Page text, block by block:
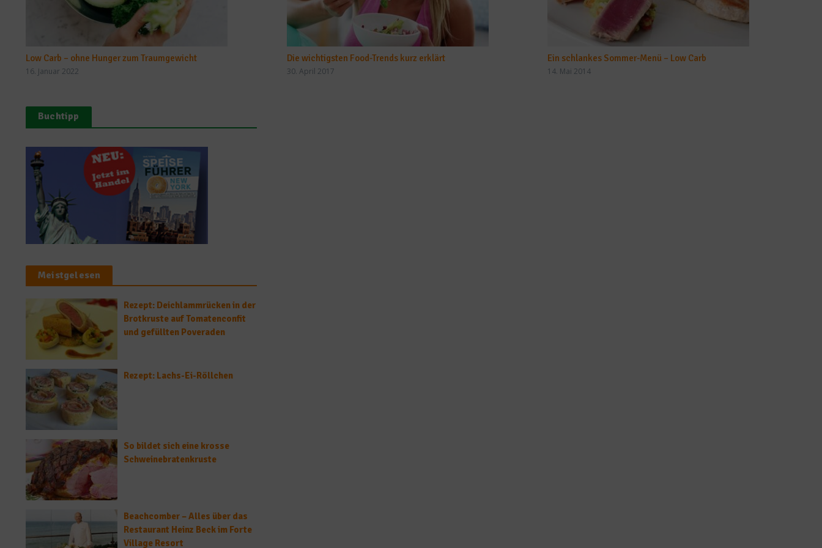
Low Carb – ohne Hunger zum Traumgewicht
16. Januar 2022
Die wichtigsten Food-Trends kurz erklärt
30. April 2017
Ein schlankes Sommer-Menü – Low Carb
14. Mai 2014
Buchtipp
Meistgelesen
Rezept: Deichlammrücken in der
Brotkruste auf Tomatenconfit
und gefüllten Poveraden
Rezept: Lachs-Ei-Röllchen
So bildet sich eine krosse
Schweinebratenkruste
Beachcomber – Alles über das
Restaurant Heinz Beck im Forte
Village Resort